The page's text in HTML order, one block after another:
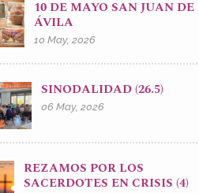
10 DE MAYO SAN JUAN DE
ÁVILA
10 May, 2026
SINODALIDAD (26.5)
06 May, 2026
REZAMOS POR LOS
SACERDOTES EN CRISIS (4)